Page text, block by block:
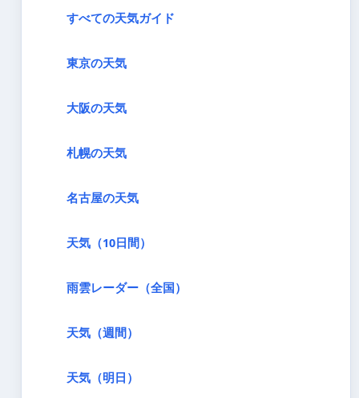
すべての天気ガイド
東京の天気
大阪の天気
札幌の天気
名古屋の天気
天気（10日間）
雨雲レーダー（全国）
天気（週間）
天気（明日）